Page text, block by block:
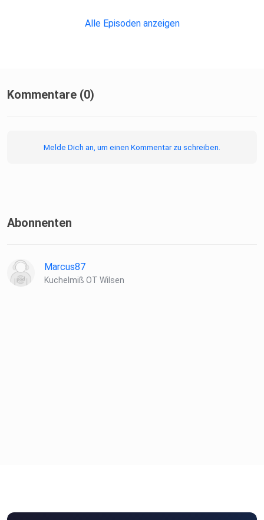
Alle Episoden anzeigen
Kommentare (0)
Melde Dich an, um einen Kommentar zu schreiben.
Abonnenten
Marcus87
Kuchelmiß OT Wilsen